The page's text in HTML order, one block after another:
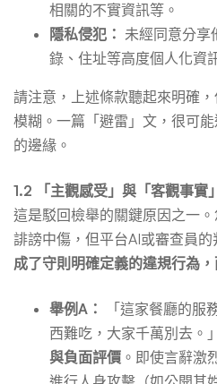
相關的不實資訊等。
隱私侵犯： 未經同意分享
錄、住址等高度個人化資
請注意，上述條款聽起來明確
模糊。一篇「避雷」文，很可能
的邊緣。
1.2 「主觀感受」與「客觀事實
這是駁回檢舉的關鍵原因之一
誹謗中傷，但平台AI或審查員的
成了守則明確定義的違規行為
舉例A：
「這家餐廳的服
西難吃，大家千萬別去
與負面評價 。即使言辭激